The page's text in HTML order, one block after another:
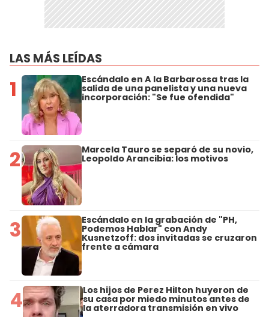
LAS MÁS LEÍDAS
1 Escándalo en A la Barbarossa tras la
salida de una panelista y una nueva
incorporación: "Se fue ofendida"
2 Marcela Tauro se separó de su novio,
Leopoldo Arancibia: los motivos
3 Escándalo en la grabación de "PH,
Podemos Hablar" con Andy
Kusnetzoff: dos invitadas se cruzaron
frente a cámara
4 Los hijos de Perez Hilton huyeron de
su casa por miedo minutos antes de
la aterradora transmisión en vivo